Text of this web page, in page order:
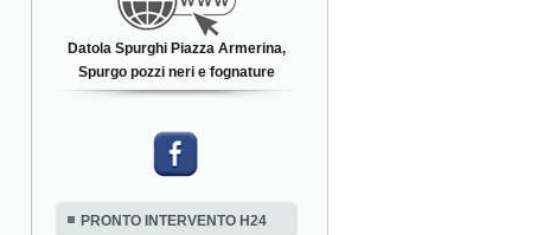
Datola Spurghi Piazza Armerina,
Spurgo pozzi neri e fognature
PRONTO INTERVENTO H24